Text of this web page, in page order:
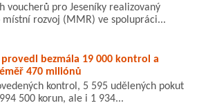
voucherů pro Jeseníky realizovaný
rozvoj (MMR) ve spolupráci...
provedl bezmála 19 000 kontrol a
470 miliónů
kontrol, 5 595 udělených pokut
500 korun, ale i 1 934...